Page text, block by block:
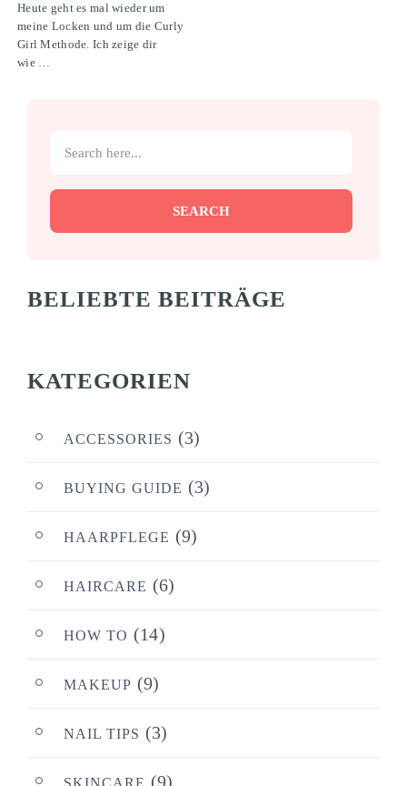
Heute geht es mal wieder um
meine Locken und um die Curly
Girl Methode. Ich zeige dir
wie …
SEARCH
BELIEBTE BEITRÄGE
KATEGORIEN
ACCESSORIES (3)
BUYING GUIDE (3)
HAARPFLEGE (9)
HAIRCARE (6)
HOW TO (14)
MAKEUP (9)
NAIL TIPS (3)
SKINCARE (9)